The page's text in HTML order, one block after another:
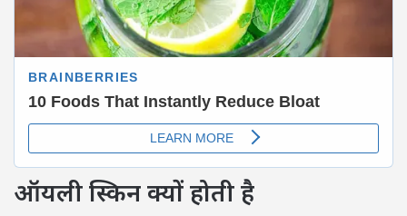
ऑयली स्किन क्यों होती है